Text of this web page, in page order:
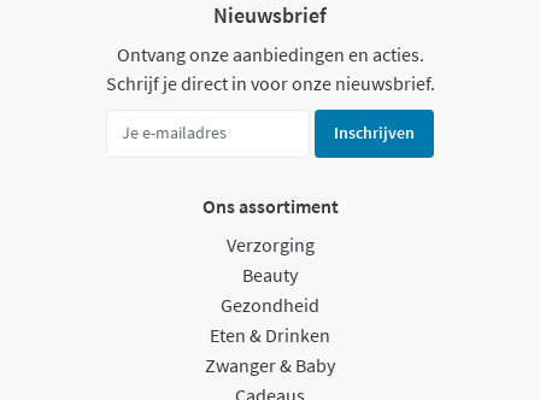
Nieuwsbrief
Ontvang onze aanbiedingen en acties.
Schrijf je direct in voor onze nieuwsbrief.
Inschrijven
Ons assortiment
Verzorging
Beauty
Gezondheid
Eten & Drinken
Zwanger & Baby